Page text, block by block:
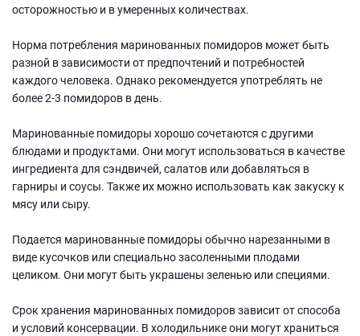
осторожностью и в умеренных количествах.
Норма потребления маринованных помидоров может быть
разной в зависимости от предпочтений и потребностей
каждого человека. Однако рекомендуется употреблять не
более 2-3 помидоров в день.
Маринованные помидоры хорошо сочетаются с другими
блюдами и продуктами. Они могут использоваться в качестве
ингредиента для сэндвичей, салатов или добавляться в
гарниры и соусы. Также их можно использовать как закуску к
мясу или сыру.
Подается маринованные помидоры обычно нарезанными в
виде кусочков или специально засоленными плодами
целиком. Они могут быть украшены зеленью или специями.
Срок хранения маринованных помидоров зависит от способа
и условий консервации. В холодильнике они могут храниться